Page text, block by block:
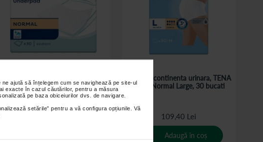
ajută să înțelegem cum se navighează pe site-ul
exacte în cazul căutărilor, pentru a măsura
pe baza obiceiurilor dvs. de navigare.
setările” pentru a vă configura opțiunile. Vă
Normal, 60x90 cm, 30 bucati
Chiloti incontinenta urinara, TENA
Pants Normal Large, 30 bucati
109,40 Lei
Adaugă în coș